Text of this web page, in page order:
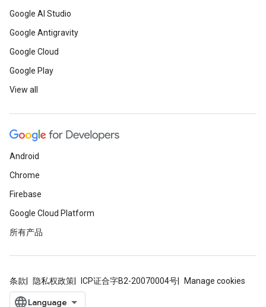
Google AI Studio
Google Antigravity
Google Cloud
Google Play
View all
Android
Chrome
Firebase
Google Cloud Platform
所有产品
条款 隐私权政策 ICP证合字B2-20070004号 Manage cookies